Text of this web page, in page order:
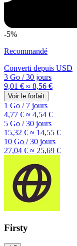
-5%
Recommandé
Converti depuis USD
3 Go /30 jours
9,01 € ≈ 8,56 €
Voir le forfait
1 Go /7 jours
4,77 € ≈ 4,54 €
5 Go /30 jours
15,32 € ≈ 14,55 €
10 Go /30 jours
27,04 € ≈ 25,69 €
Firsty